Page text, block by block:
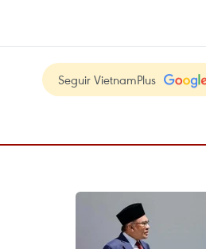
Seguir VietnamPlus